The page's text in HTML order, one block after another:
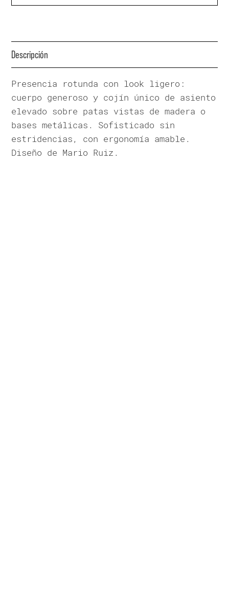
Descripción
Presencia rotunda con look ligero:
cuerpo generoso y cojín único de asiento
elevado sobre patas vistas de madera o
bases metálicas. Sofisticado sin
estridencias, con ergonomía amable.
Diseño de Mario Ruiz.